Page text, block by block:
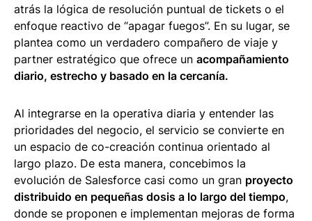
atrás la lógica de resolución puntual de tickets o el
enfoque reactivo de “apagar fuegos”. En su lugar, se
plantea como un verdadero compañero de viaje y
partner estratégico que ofrece un acompañamiento
diario, estrecho y basado en la cercanía.
Al integrarse en la operativa diaria y entender las
prioridades del negocio, el servicio se convierte en
un espacio de co-creación continua orientado al
largo plazo. De esta manera, concebimos la
evolución de Salesforce casi como un gran proyecto
distribuido en pequeñas dosis a lo largo del tiempo,
donde se proponen e implementan mejoras de forma